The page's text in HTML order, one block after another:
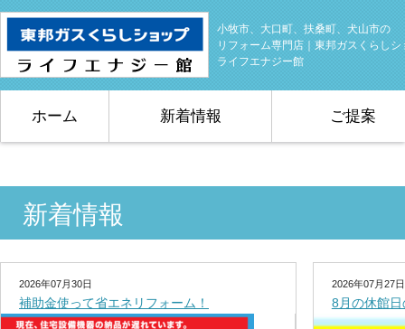
小牧市、大口町、扶桑町、犬山市の
リフォーム専門店｜東邦ガスくらしシ
ライフエナジー館
ホーム 新着情報 ご提案
新着情報
2026年07月30日
補助金使って省エネリフォーム！
2026年07月27日
8月の休館